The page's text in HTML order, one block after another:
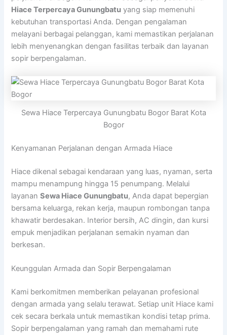
Hiace Terpercaya Gunungbatu yang siap memenuhi
kebutuhan transportasi Anda. Dengan pengalaman
melayani berbagai pelanggan, kami memastikan perjalanan
lebih menyenangkan dengan fasilitas terbaik dan layanan
sopir berpengalaman.
Sewa Hiace Terpercaya Gunungbatu Bogor Barat Kota
Bogor
Kenyamanan Perjalanan dengan Armada Hiace
Hiace dikenal sebagai kendaraan yang luas, nyaman, serta
mampu menampung hingga 15 penumpang. Melalui
layananSewa Hiace Gunungbatu, Anda dapat bepergian
bersama keluarga, rekan kerja, maupun rombongan tanpa
khawatir berdesakan. Interior bersih, AC dingin, dan kursi
empuk menjadikan perjalanan semakin nyaman dan
berkesan.
Keunggulan Armada dan Sopir Berpengalaman
Kami berkomitmen memberikan pelayanan profesional
dengan armada yang selalu terawat. Setiap unit Hiace kami
cek secara berkala untuk memastikan kondisi tetap prima.
Sopir berpengalaman yang ramah dan memahami rute